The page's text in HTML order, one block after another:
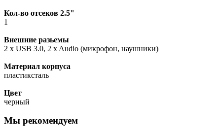
Кол-во отсеков 2.5"
1
Внешние разьемы
2 x USB 3.0, 2 x Audio (микрофон, наушники)
Материал корпуса
пластиксталь
Цвет
черный
Мы рекомендуем